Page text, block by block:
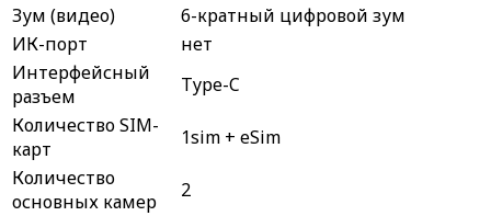
Зум (видео)
6-кратный цифровой зум
ИК-порт
нет
Интерфейсный
разъем
Type-C
Количество SIM-
карт
1sim + eSim
Количество
основных камер
2